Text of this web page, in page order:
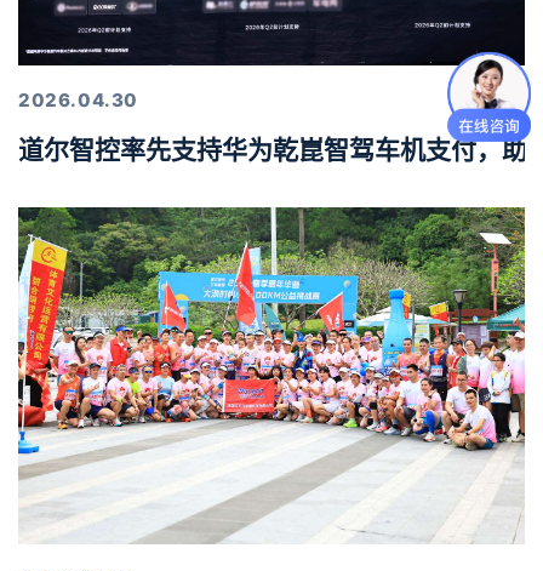
2026.04.30
道尔智控率先支持华为乾崑智驾车机支付，助